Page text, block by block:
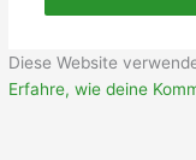
Diese Website
Erfahre, wie deine